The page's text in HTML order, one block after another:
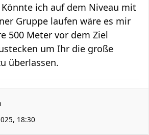
ich auf dem Niveau mit
Gruppe laufen wäre es mir
500 Meter vor dem Ziel
um Ihr die große
überlassen.
18:30